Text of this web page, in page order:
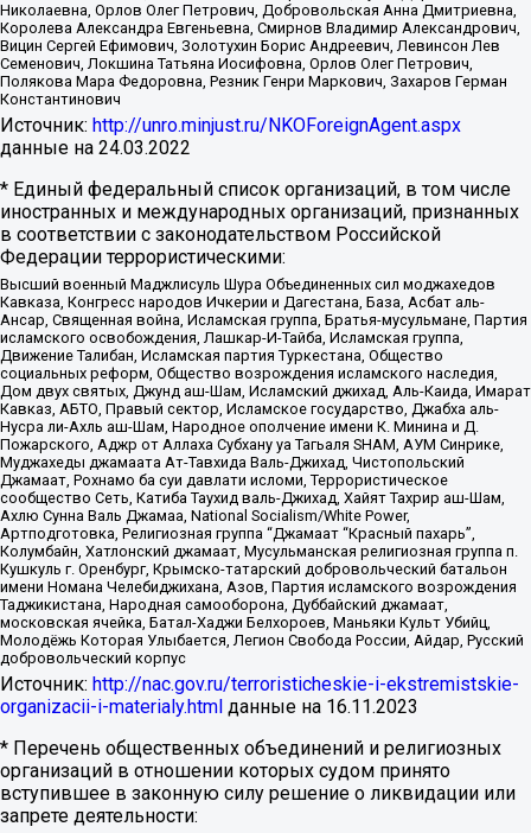
Николаевна, Орлов Олег Петрович, Добровольская Анна Дмитриевна,
Королева Александра Евгеньевна, Смирнов Владимир Александрович,
Вицин Сергей Ефимович, Золотухин Борис Андреевич, Левинсон Лев
Семенович, Локшина Татьяна Иосифовна, Орлов Олег Петрович,
Полякова Мара Федоровна, Резник Генри Маркович, Захаров Герман
Константинович
Источник: http://unro.minjust.ru/NKOForeignAgent.aspx
данные на 24.03.2022
* Единый федеральный список организаций, в том числе
иностранных и международных организаций, признанных
в соответствии с законодательством Российской
Федерации террористическими:
Высший военный Маджлисуль Шура Объединенных сил моджахедов
Кавказа, Конгресс народов Ичкерии и Дагестана, База, Асбат аль-
Ансар, Священная война, Исламская группа, Братья-мусульмане, Партия
исламского освобождения, Лашкар-И-Тайба, Исламская группа,
Движение Талибан, Исламская партия Туркестана, Общество
социальных реформ, Общество возрождения исламского наследия,
Дом двух святых, Джунд аш-Шам, Исламский джихад, Аль-Каида, Имарат
Кавказ, АБТО, Правый сектор, Исламское государство, Джабха аль-
Нусра ли-Ахль аш-Шам, Народное ополчение имени К. Минина и Д.
Пожарского, Аджр от Аллаха Субхану уа Тагьаля SHAM, АУМ Синрике,
Муджахеды джамаата Ат-Тавхида Валь-Джихад, Чистопольский
Джамаат, Рохнамо ба суи давлати исломи, Террористическое
сообщество Сеть, Катиба Таухид валь-Джихад, Хайят Тахрир аш-Шам,
Ахлю Сунна Валь Джамаа, National Socialism/White Power,
Артподготовка, Религиозная группа “Джамаат “Красный пахарь”,
Колумбайн, Хатлонский джамаат, Мусульманская религиозная группа п.
Кушкуль г. Оренбург, Крымско-татарский добровольческий батальон
имени Номана Челебиджихана, Азов, Партия исламского возрождения
Таджикистана, Народная самооборона, Дуббайский джамаат,
московская ячейка, Батал-Хаджи Белхороев, Маньяки Культ Убийц,
Молодёжь Которая Улыбается, Легион Свобода России, Айдар, Русский
добровольческий корпус
Источник: http://nac.gov.ru/terroristicheskie-i-ekstremistskie-
organizacii-i-materialy.html данные на 16.11.2023
* Перечень общественных объединений и религиозных
организаций в отношении которых судом принято
вступившее в законную силу решение о ликвидации или
запрете деятельности: